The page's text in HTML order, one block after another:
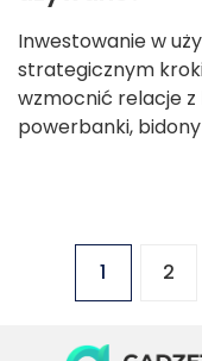
Inwestowanie w
strategicznym
wzmocnić relacje
powerbanki,
1 2